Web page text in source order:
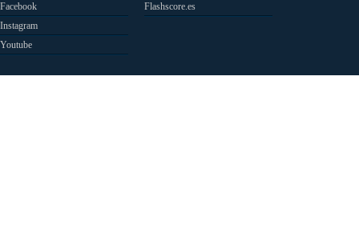
Facebook
Instagram
Youtube
Flashscore.es